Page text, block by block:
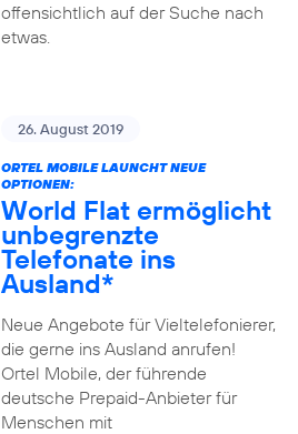
offensichtlich auf der Suche nach
etwas.
26. August 2019
ORTEL MOBILE LAUNCHT NEUE
OPTIONEN:
World Flat ermöglicht
unbegrenzte
Telefonate ins
Ausland*
Neue Angebote für Vieltelefonierer,
die gerne ins Ausland anrufen!
Ortel Mobile, der führende
deutsche Prepaid-Anbieter für
Menschen mit